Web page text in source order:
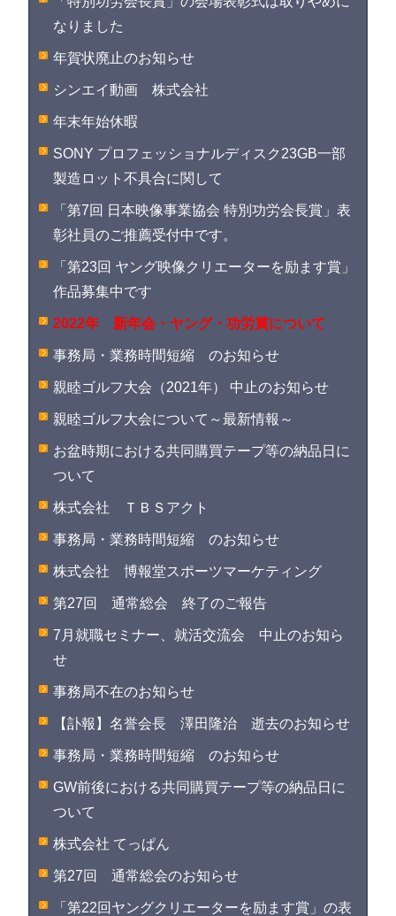
なりました
年賀状廃止のお知らせ
シンエイ動画 株式会社
年末年始休暇
SONY プロフェッショナルディスク23GB一部
製造ロット不具合に関して
「第7回 日本映像事業協会 特別功労会長賞」表
彰社員のご推薦受付中です。
「第23回 ヤング映像クリエーターを励ます賞」
作品募集中です
2022年 新年会・ヤング・功労賞について
事務局・業務時間短縮 のお知らせ
親睦ゴルフ大会（2021年） 中止のお知らせ
親睦ゴルフ大会について～最新情報～
お盆時期における共同購買テープ等の納品日に
ついて
株式会社 ＴＢＳアクト
事務局・業務時間短縮 のお知らせ
株式会社 博報堂スポーツマーケティング
第27回 通常総会 終了のご報告
7月就職セミナー、就活交流会 中止のお知ら
せ
事務局不在のお知らせ
【訃報】名誉会長 澤田隆治 逝去のお知らせ
事務局・業務時間短縮 のお知らせ
GW前後における共同購買テープ等の納品日に
ついて
株式会社 てっぱん
第27回 通常総会のお知らせ
「第22回ヤングクリエーターを励ます賞」の表